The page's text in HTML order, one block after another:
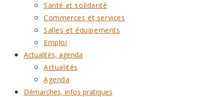
Santé et solidarité
Commerces et services
Salles et équipements
Emploi
Actualités, agenda
Actualités
Agenda
Démarches, infos pratiques